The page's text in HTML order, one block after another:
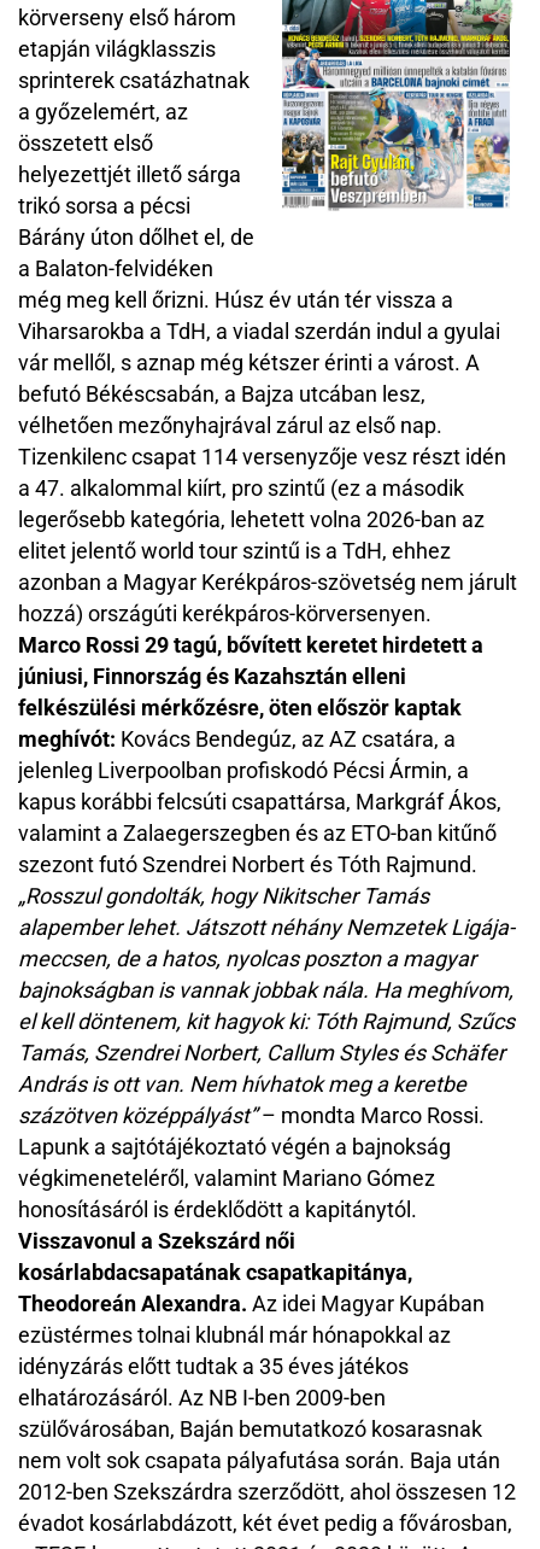
körverseny első három
etapján világklasszis
sprinterek csatázhatnak
a győzelemért, az
összetett első
helyezettjét illető sárga
trikó sorsa a pécsi
Bárány úton dőlhet el, de
a Balaton-felvidéken
még meg kell őrizni. Húsz év után tér vissza a
Viharsarokba a TdH, a viadal szerdán indul a gyulai
vár mellől, s aznap még kétszer érinti a várost. A
befutó Békéscsabán, a Bajza utcában lesz,
vélhetően mezőnyhajrával zárul az első nap.
Tizenkilenc csapat 114 versenyzője vesz részt idén
a 47. alkalommal kiírt, pro szintű (ez a második
legerősebb kategória, lehetett volna 2026-ban az
elitet jelentő world tour szintű is a TdH, ehhez
azonban a Magyar Kerékpáros-szövetség nem járult
hozzá) országúti kerékpáros-körversenyen.
Marco Rossi 29 tagú, bővített keretet hirdetett a
júniusi, Finnország és Kazahsztán elleni
felkészülési mérkőzésre, öten először kaptak
meghívót: Kovács Bendegúz, az AZ csatára, a
jelenleg Liverpoolban profiskodó Pécsi Ármin, a
kapus korábbi felcsúti csapattársa, Markgráf Ákos,
valamint a Zalaegerszegben és az ETO-ban kitűnő
szezont futó Szendrei Norbert és Tóth Rajmund.
„Rosszul gondolták, hogy Nikitscher Tamás
alapember lehet. Játszott néhány Nemzetek Ligája-
meccsen, de a hatos, nyolcas poszton a magyar
bajnokságban is vannak jobbak nála. Ha meghívom,
el kell döntenem, kit hagyok ki: Tóth Rajmund, Szűcs
Tamás, Szendrei Norbert, Callum Styles és Schäfer
András is ott van. Nem hívhatok meg a keretbe
százötven középpályást”– mondta Marco Rossi.
Lapunk a sajtótájékoztató végén a bajnokság
végkimeneteléről, valamint Mariano Gómez
honosításáról is érdeklődött a kapitánytól.
Visszavonul a Szekszárd női
kosárlabdacsapatának csapatkapitánya,
Theodoreán Alexandra. Az idei Magyar Kupában
ezüstérmes tolnai klubnál már hónapokkal az
idényzárás előtt tudtak a 35 éves játékos
elhatározásáról. Az NB I-ben 2009-ben
szülővárosában, Baján bemutatkozó kosarasnak
nem volt sok csapata pályafutása során. Baja után
2012-ben Szekszárdra szerződött, ahol összesen 12
évadot kosárlabdázott, két évet pedig a fővárosban,